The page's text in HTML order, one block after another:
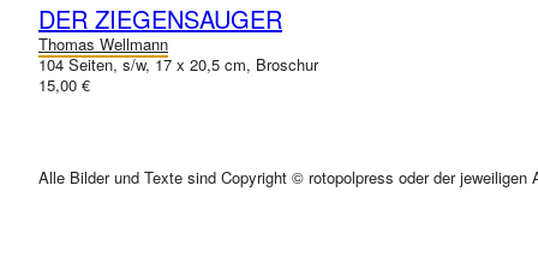
DER ZIEGENSAUGER
Thomas Wellmann
104 Seiten, s/w, 17 x 20,5 cm, Broschur
15,00 €
Alle Bilder und Texte sind Copyright © rotopolpress oder der jeweiligen